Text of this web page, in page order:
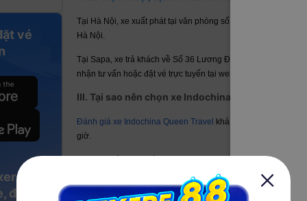
vé
đặt vé
Tại Hà Nội, xe xuất phát tại văn phòng số 71 Hàng Nón,
Hà Nội.
Tại Sapa, xe trả khách về Số 36 Lương Đình Của. Hành
nhận tư vấn hoặc đặt vé trực tuyến tại web/app VeXeRe.
III. Tại sao nên chọn xe Indochina Queen Travel đi
Đánh giá xe Indochina Queen Travel
khá tốt dựa trên trải
giờ.
Với các điểm đón cố định hẹn trước, bạn nên giữ điện
dự kiến, chắc chắn sẽ có sự chênh lệch. Nên để tránh xảy
bị sớm hơn giờ hẹn.